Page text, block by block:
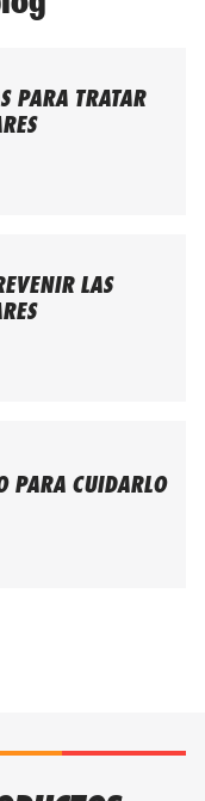
PARA TRATAR
LAS
PARA CUIDARLO